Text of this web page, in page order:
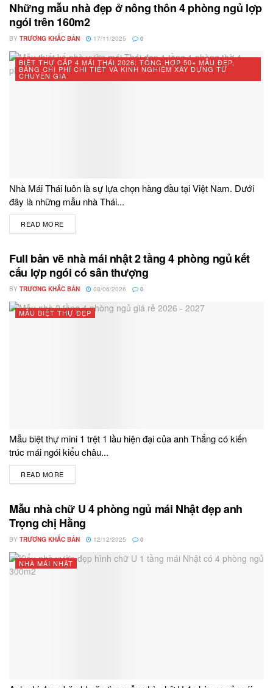
Những mẫu nhà đẹp ở nông thôn 4 phòng ngủ lợp
ngói trên 160m2
BY TRƯƠNG KHẮC BẢN 17/11/2025 0
BIỆT THỰ CẤP 4 MÁI THÁI 2026: TỔNG HỢP 50+ MẪU ĐẸP,
BẢNG CHI PHÍ CHI TIẾT VÀ KINH NGHIỆM XÂY DỰNG TỪ
CHUYÊN GIA
Nhà Mái Thái luôn là sự lựa chọn hàng đầu tại Việt Nam. Dưới
đây là những mẫu nhà Thái...
READ MORE
Full bản vẽ nhà mái nhật 2 tầng 4 phòng ngủ kết
cấu lợp ngói có sân thượng
BY TRƯƠNG KHẮC BẢN 08/06/2026 0
MẪU BIỆT THỰ ĐẸP
Mẫu biệt thự mini 1 trệt 1 lầu hiện đại của anh Thắng có kiến
trúc mái ngói kiểu châu...
READ MORE
Mẫu nhà chữ U 4 phòng ngủ mái Nhật đẹp anh
Trọng chị Hằng
BY TRƯƠNG KHẮC BẢN 12/12/2025 0
NHÀ MÁI NHẬT